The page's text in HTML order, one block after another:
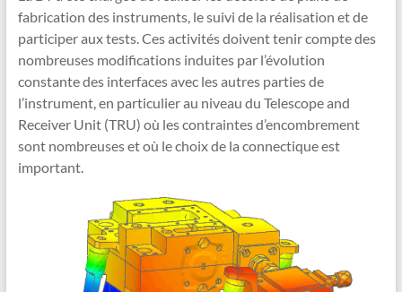
fabrication des instruments, le suivi de la réalisation et de
participer aux tests. Ces activités doivent tenir compte des
nombreuses modifications induites par l’évolution
constante des interfaces avec les autres parties de
l’instrument, en particulier au niveau du Telescope and
Receiver Unit (TRU) où les contraintes d’encombrement
sont nombreuses et où le choix de la connectique est
important.